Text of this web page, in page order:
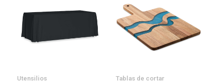
Utensilios Tablas de cortar